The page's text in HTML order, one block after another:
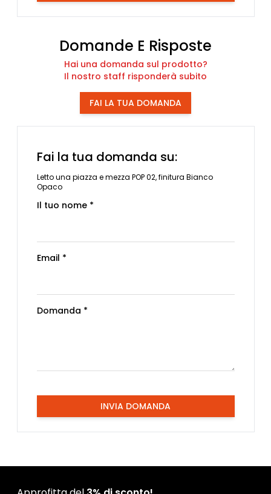
Domande E Risposte
Hai una domanda sul prodotto?
Il nostro staff risponderà subito
FAI LA TUA DOMANDA
Fai la tua domanda su:
Letto una piazza e mezza POP 02, finitura Bianco
Opaco
Il tuo nome *
Email *
Domanda *
INVIA DOMANDA